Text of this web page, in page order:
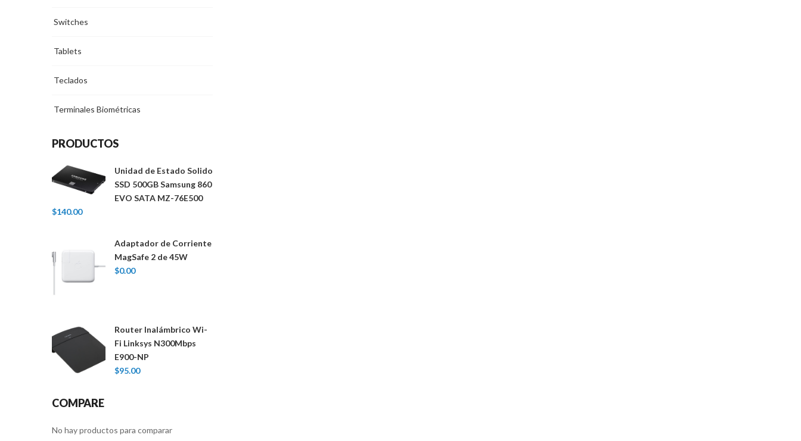
Switches
Tablets
Teclados
Terminales Biométricas
PRODUCTOS
Unidad de Estado Solido
SSD 500GB Samsung 860
EVO SATA MZ-76E500
$140.00
Adaptador de Corriente
MagSafe 2 de 45W
$0.00
Router Inalámbrico Wi-
Fi Linksys N300Mbps
E900-NP
$95.00
COMPARE
No hay productos para comparar